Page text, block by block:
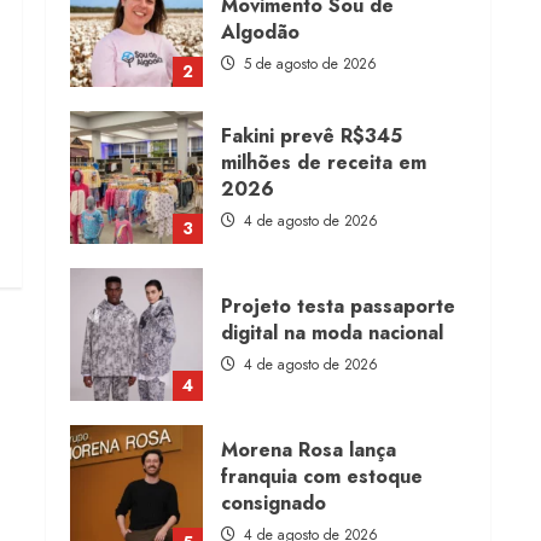
2
Algodão
5 de agosto de 2026
3
Fakini prevê R$345
milhões de receita em
2026
4 de agosto de 2026
4
Projeto testa passaporte
digital na moda nacional
4 de agosto de 2026
Morena Rosa lança
franquia com estoque
consignado
4 de agosto de 2026